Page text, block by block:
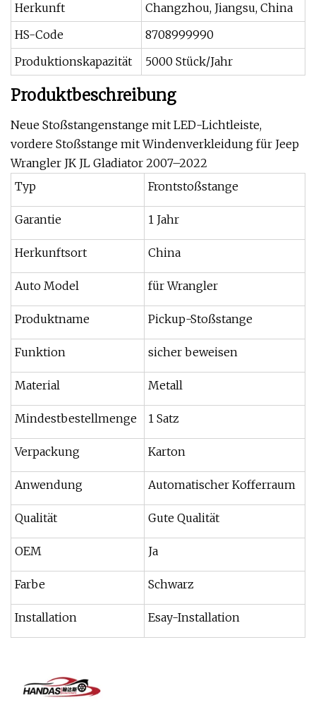
Herkunft
Changzhou, Jiangsu, China
HS-Code
8708999990
Produktionskapazität
5000 Stück/Jahr
Produktbeschreibung
Neue Stoßstangenstange mit LED-Lichtleiste,
vordere Stoßstange mit Windenverkleidung für Jeep
Wrangler JK JL Gladiator 2007–2022
Typ
Frontstoßstange
Garantie 1 Jahr
Herkunftsort China
Auto Model für Wrangler
Produktname Pickup-Stoßstange
Funktion sicher beweisen
Material Metall
Mindestbestellmenge 1 Satz
Verpackung Karton
Anwendung Automatischer Kofferraum
Qualität Gute Qualität
OEM Ja
Farbe Schwarz
Installation Esay-Installation